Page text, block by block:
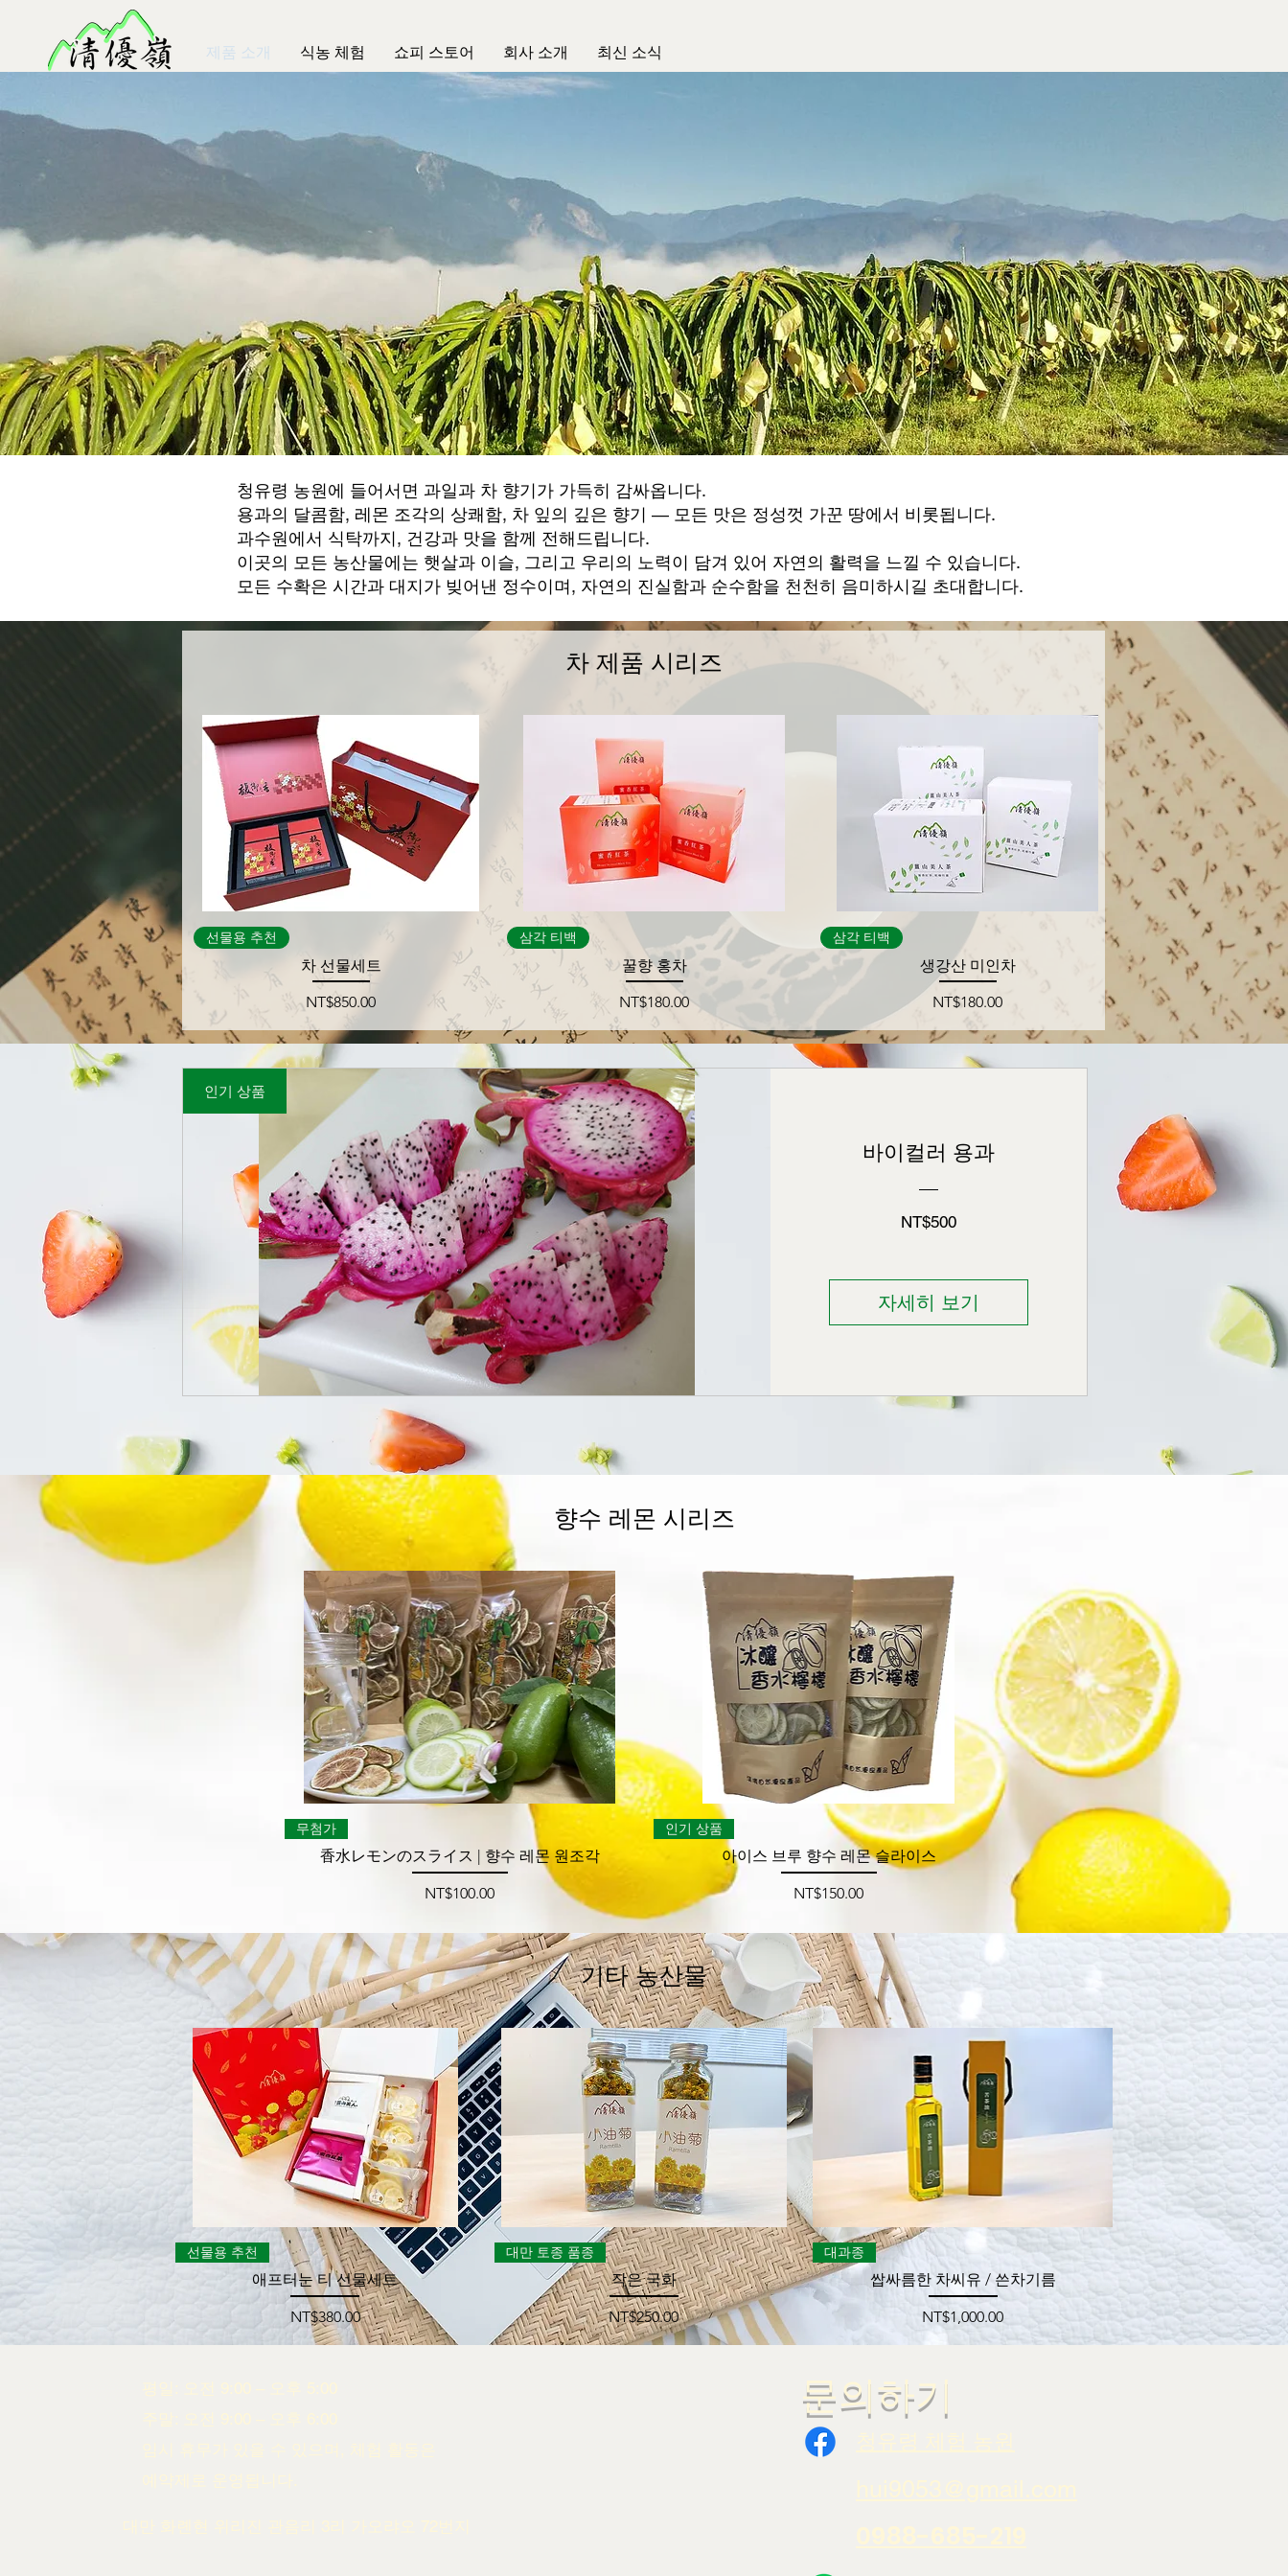
제품 소개 식농 체험 쇼피 스토어 회사 소개 최신 소식
청유령 농원에 들어서면 과일과 차 향기가 가득히 감싸옵니다.
용과의 달콤함, 레몬 조각의 상쾌함, 차 잎의 깊은 향기 ― 모든 맛은 정성껏 가꾼 땅에서 비롯됩니다.
과수원에서 식탁까지, 건강과 맛을 함께 전해드립니다.
이곳의 모든 농산물에는 햇살과 이슬, 그리고 우리의 노력이 담겨 있어 자연의 활력을 느낄 수 있습니다.
모든 수확은 시간과 대지가 빚어낸 정수이며, 자연의 진실함과 순수함을 천천히 음미하시길 초대합니다.
차 제품 시리즈
선물용 추천
차 선물세트
가격
NT$850.00
제품보기
삼각 티백
꿀향 홍차
가격
NT$180.00
제품보기
삼각 티백
생강산 미인차
가격
NT$180.00
인기 상품
바이컬러 용과
NT$500가
자세히 보기
향수 레몬 시리즈
무첨가
香水レモンのスライス | 향수 레몬 원조각
가격
NT$100.00
제품보기
인기 상품
아이스 브루 향수 레몬 슬라이스
가격
NT$150.00
기타 농산물
제품보기
선물용 추천
애프터눈 티 선물세트
가격
NT$380.00
제품보기
대만 토종 품종
작은 국화
가격
NT$250.00
제품보기
대과종
쌉싸름한 차씨유 / 쓴차기름
가격
NT$1,000.00
문의하기